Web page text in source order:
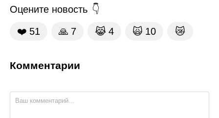
Оцените новость
❤️ 51 🙏 7 😹 4 🙀 10 😿
Комментарии